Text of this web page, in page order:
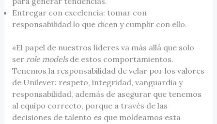
Entregar con excelencia: tomar con
responsabilidad lo que dicen y cumplir con ello.
«El papel de nuestros líderes va más allá que solo
ser role modelsde estos comportamientos.
Tenemos la responsabilidad de velar por los valores
de Unilever: respeto, integridad, vanguardia y
responsabilidad, además de asegurar que tenemos
al equipo correcto, porque a través de las
decisiones de talento es que moldeamos esta